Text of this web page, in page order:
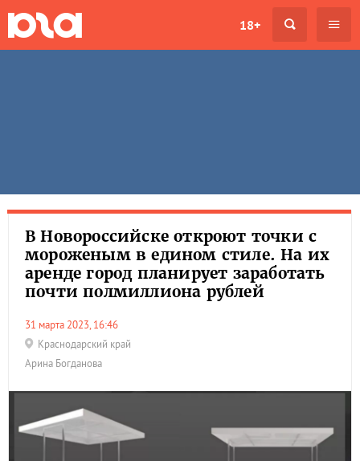
18+
В Новороссийске откроют точки с
мороженым в едином стиле. На их
аренде город планирует заработать
почти полмиллиона рублей
31 марта 2023, 16:46
Краснодарский край
Арина Богданова